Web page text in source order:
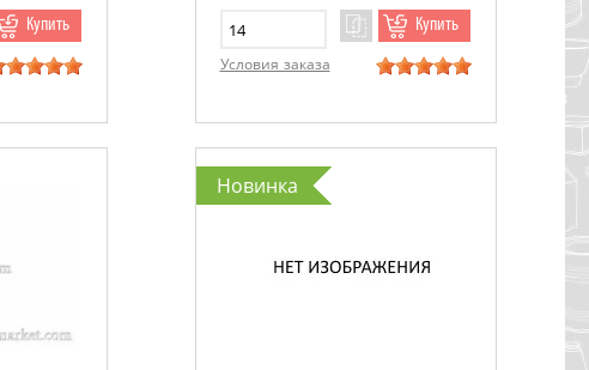
Купить Купить
Условия заказа
Новинка